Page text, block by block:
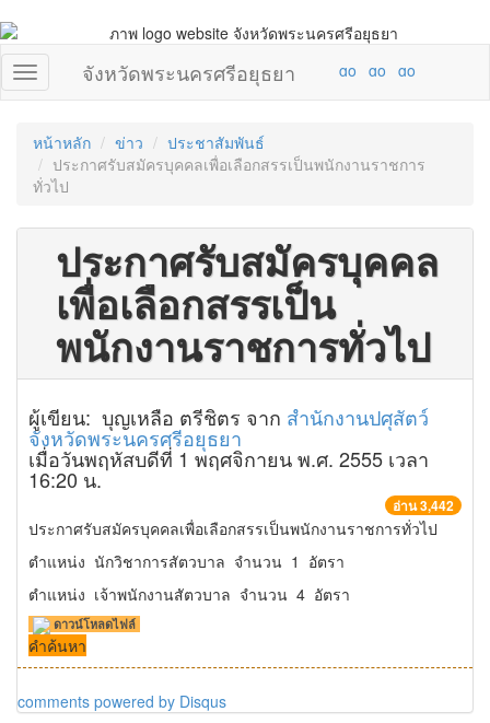
จังหวัดพระนครศรีอยุธยา
หน้าหลัก ข่าว
ประชาสัมพันธ์
ประกาศรับสมัครบุคคลเพื่อเลือกสรรเป็นพนักงานราชการ
ทั่วไป
ประกาศรับสมัครบุคคล
เพื่อเลือกสรรเป็น
พนักงานราชการทั่วไป
ผู้เขียน: บุญเหลือ ตรีชิตร จาก สำนักงานปศุสัตว์
จังหวัดพระนครศรีอยุธยา
เมื่อวันพฤหัสบดีที่ 1 พฤศจิกายน พ.ศ. 2555 เวลา
16:20 น.
อ่าน 3,442
ประกาศรับสมัครบุคคลเพื่อเลือกสรรเป็นพนักงานราชการทั่วไป
ตำแหน่ง นักวิชาการสัตวบาล จำนวน 1 อัตรา
ตำแหน่ง เจ้าพนักงานสัตวบาล จำนวน 4 อัตรา
ดาวน์โหลดไฟล์
คำค้นหา
comments powered by Disqus